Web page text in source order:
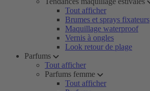
Tout afficher
Brumes et sprays fixateurs
Maquillage waterproof
Vernis à ongles
Look retour de plage
Parfums
Tout afficher
Parfums femme
Tout afficher